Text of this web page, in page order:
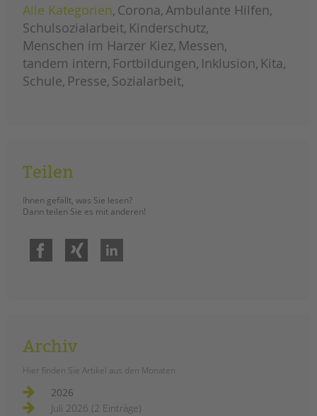
weiterlesender
rbb
zu
besuch
bei
der
konfliktslots*innenausbildung
der
cauerschule
Alle Kategorien Corona Ambulante Hilfen
Schulsozialarbeit Kinderschutz
Menschen im Harzer Kiez Messen
tandem intern Fortbildungen Inklusion Kita
Schule Presse Sozialarbeit
Teilen
Ihnen gefällt, was Sie lesen?
Dann teilen Sie es mit anderen!
Facebook Xing
Archiv
Hier finden Sie Artikel aus den Monaten
2026
Juli 2026 (2 Einträge)